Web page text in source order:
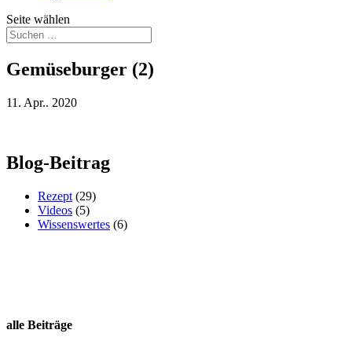
Seite wählen
Gemüseburger (2)
11. Apr.. 2020
Blog-Beitrag
Rezept (29)
Videos (5)
Wissenswertes (6)
alle Beiträge